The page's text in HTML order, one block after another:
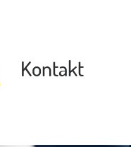
Kontakt